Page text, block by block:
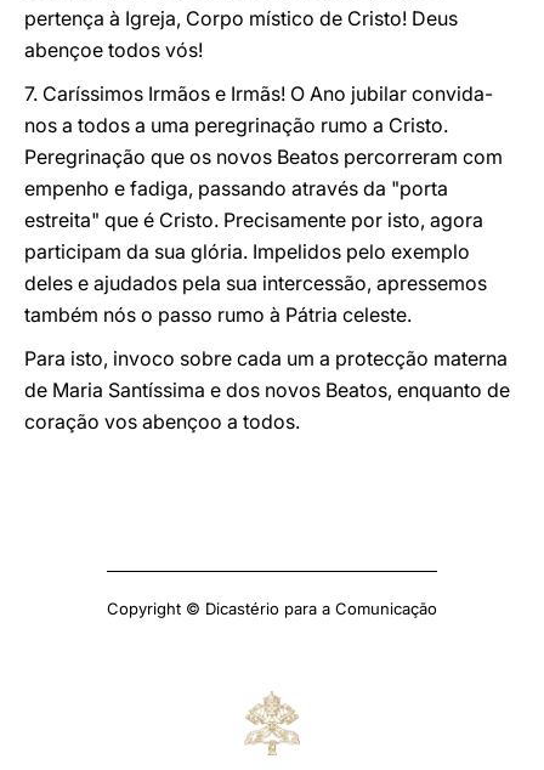
pertença à Igreja, Corpo místico de Cristo! Deus
abençoe todos vós!
7. Caríssimos Irmãos e Irmãs! O Ano jubilar convida-
nos a todos a uma peregrinação rumo a Cristo.
Peregrinação que os novos Beatos percorreram com
empenho e fadiga, passando através da "porta
estreita" que é Cristo. Precisamente por isto, agora
participam da sua glória. Impelidos pelo exemplo
deles e ajudados pela sua intercessão, apressemos
também nós o passo rumo à Pátria celeste.
Para isto, invoco sobre cada um a protecção materna
de Maria Santíssima e dos novos Beatos, enquanto de
coração vos abençoo a todos.
Copyright © Dicastério para a Comunicação